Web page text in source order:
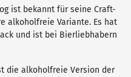
ist bekannt für seine Craft-
alkoholfreie Variante. Es hat
und ist bei Bierliebhabern
die alkoholfreie Version der